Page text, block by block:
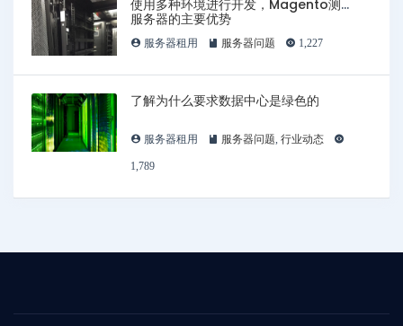
使用多种环境进行开发，Magento测试
服务器的主要优势
服务器租用 服务器问题 1,227
了解为什么要求数据中心是绿色的
服务器租用 服务器问题, 行业动态
1,789